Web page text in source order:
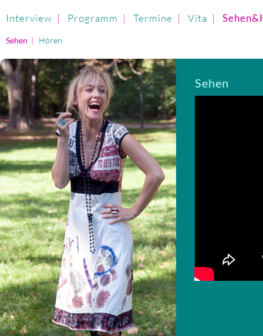
Interview | Programm | Termine | Vita |
Sehen | Hören
Sehen